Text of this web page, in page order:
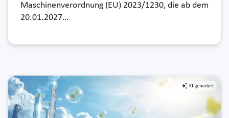
Maschinenverordnung (EU) 2023/1230, die ab dem
20.01.2027…